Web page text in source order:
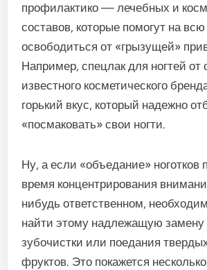
профилактико — лечебных и
составов, которые помогут на
освободиться от «грызущей»
Например, спецлак для ногтей от
известного косметического
горький вкус, который надежно
«посмаковать» свои ногти.
Ну, а если «объедание» ноготков
время концентрирования
нибудь ответственном,
найти этому надлежащую замену
зубочистки или поедания
фруктов. Это покажется